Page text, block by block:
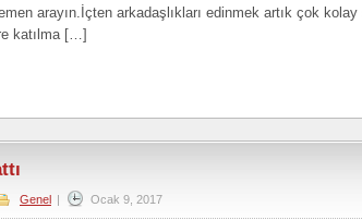
arayın.İçten arkadaşlıkları edinmek artık çok
katılma […]
Genel | Ocak 9, 2017